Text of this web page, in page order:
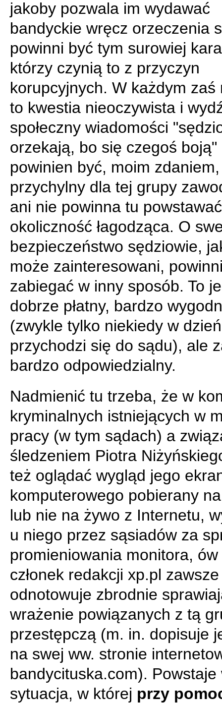
jakoby pozwala im wydawać
bandyckie wręcz orzeczenia
powinni być tym surowiej
którzy czynią to z przyczyn
korupcyjnych. W każdym zaś
to kwestia nieoczywista i
społeczny wiadomości
orzekają, bo się czegoś boją"
powinien być, moim zdaniem,
przychylny dla tej grupy
ani nie powinna tu
okoliczność łagodząca. O
bezpieczeństwo sędziowie,
może zainteresowani,
zabiegać w inny sposób. To
dobrze płatny, bardzo
(zwykle tylko niekiedy w
przychodzi się do sądu), ale
bardzo odpowiedzialny.
Nadmienić tu trzeba, że w
kryminalnych istniejących w
pracy (w tym sądach) a
śledzeniem Piotra
też oglądać wygląd jego
komputerowego pobierany
lub nie na żywo z Internetu,
u niego przez sąsiadów za
promieniowania monitora, ów
członek redakcji xp.pl zawsze
odnotowuje zbrodnie
wrażenie powiązanych z tą
przestępczą (m. in. dopisuje
na swej ww. stronie
bandycituska.com). Powstaje
sytuacja, w której przy